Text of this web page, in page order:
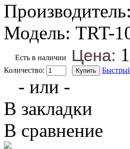
Производитель:
Модель: TRT-
Есть в наличии Цена:
Количество:
- или -
В закладки
В сравнение